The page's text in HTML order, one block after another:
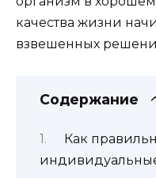
качества жизни
взвешенных
Содержание
Как